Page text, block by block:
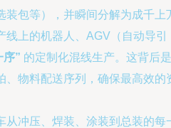
装包等），并瞬间分解为成千上
上的机器人、AGV（自动导引
序” 的定制化混线生产。这背后是
、物料配送序列，确保最高效的
从冲压、焊装、涂装到总装的每